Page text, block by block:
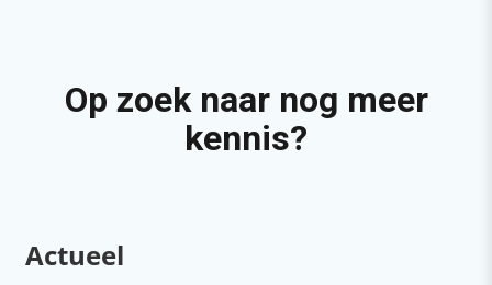
Op zoek naar nog meer
kennis?
Actueel